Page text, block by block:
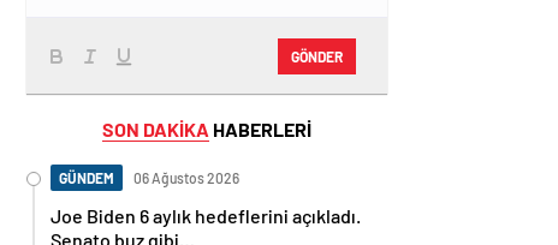
GÖNDER
SON DAKİKA HABERLERİ
GÜNDEM 06 Ağustos 2026
Joe Biden 6 aylık hedeflerini açıkladı.
Senato buz gibi…